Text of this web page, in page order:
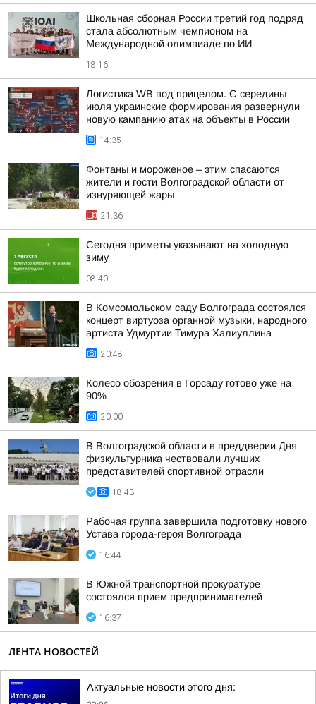
Школьная сборная России третий год подряд
стала абсолютным чемпионом на
Международной олимпиаде по ИИ
18:16
Логистика WB под прицелом. С середины
июля украинские формирования развернули
новую кампанию атак на объекты в России
14:35
Фонтаны и мороженое – этим спасаются
жители и гости Волгоградской области от
изнуряющей жары
21:36
Сегодня приметы указывают на холодную
зиму
08:40
В Комсомольском саду Волгограда состоялся
концерт виртуоза органной музыки, народного
артиста Удмуртии Тимура Халиуллина
20:48
Колесо обозрения в Горсаду готово уже на
90%
20:00
В Волгоградской области в преддверии Дня
физкультурника чествовали лучших
представителей спортивной отрасли
18:43
Рабочая группа завершила подготовку нового
Устава города-героя Волгограда
16:44
В Южной транспортной прокуратуре
состоялся прием предпринимателей
16:37
ЛЕНТА НОВОСТЕЙ
Актуальные новости этого дня: